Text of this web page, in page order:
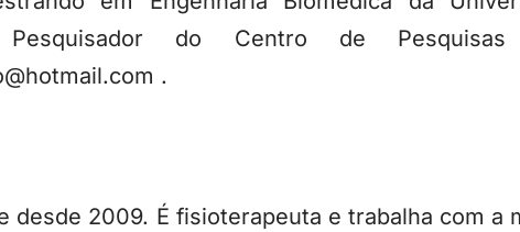
Pesquisador do Centro de Pesquisas
.
desde 2009. É fisioterapeuta e trabalha com a